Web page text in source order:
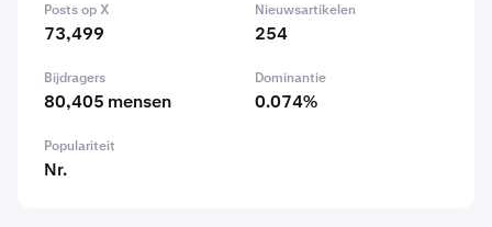
Posts op X
73,499
Nieuwsartikelen
254
Bijdragers
80,405 mensen
Dominantie
0.074%
Populariteit
Nr.